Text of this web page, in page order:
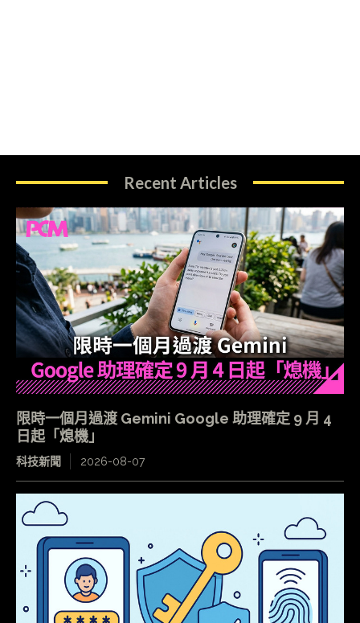
Recent Articles
限時一個月過渡 Gemini Google 助理確定 9 月 4
日起「熄機」
科技新聞 2026-08-07